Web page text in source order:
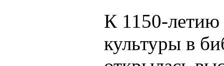
К 1150-летию
культуры в